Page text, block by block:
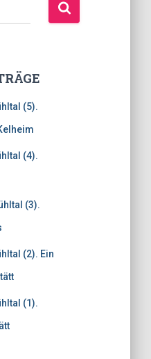
(5).
(4).
(3).
(2). Ein
(1).